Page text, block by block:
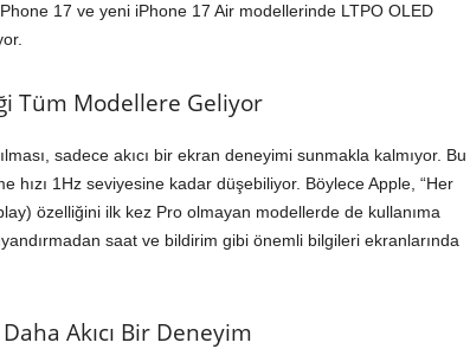
17 ve yeni iPhone 17 Air modellerinde LTPO OLED
Tüm Modellere Geliyor
sadece akıcı bir ekran deneyimi sunmakla kalmıyor. Bu
hızı 1Hz seviyesine kadar düşebiliyor. Böylece Apple, “Her
özelliğini ilk kez Pro olmayan modellerde de kullanıma
saat ve bildirim gibi önemli bilgileri ekranlarında
Akıcı Bir Deneyim